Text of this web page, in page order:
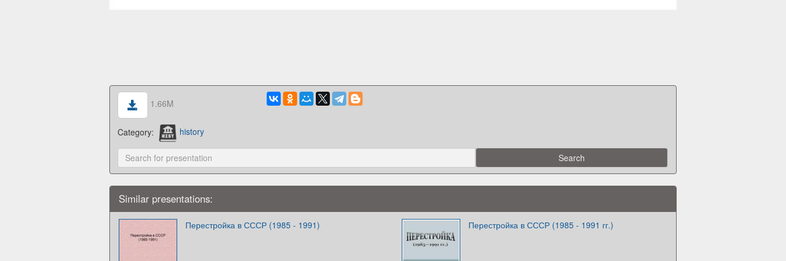
1.66M
Category: history
Similar presentations:
Перестройка в СССР (1985 - 1991) Перестройка в СССР (1985 - 1991 гг.)